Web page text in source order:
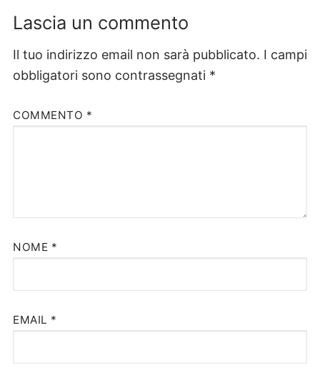
Lascia un commento
Il tuo indirizzo email non sarà pubblicato. I campi
obbligatori sono contrassegnati *
COMMENTO *
NOME *
EMAIL *